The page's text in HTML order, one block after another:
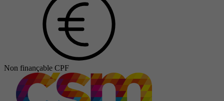
Non finançable CPF